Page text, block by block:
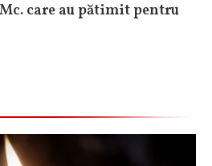
care au pătimit pentru